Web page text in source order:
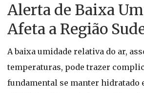
Alerta de Baixa
Afeta a Região
A baixa umidade relativa do ar,
temperaturas, pode trazer
fundamental se manter hidratado